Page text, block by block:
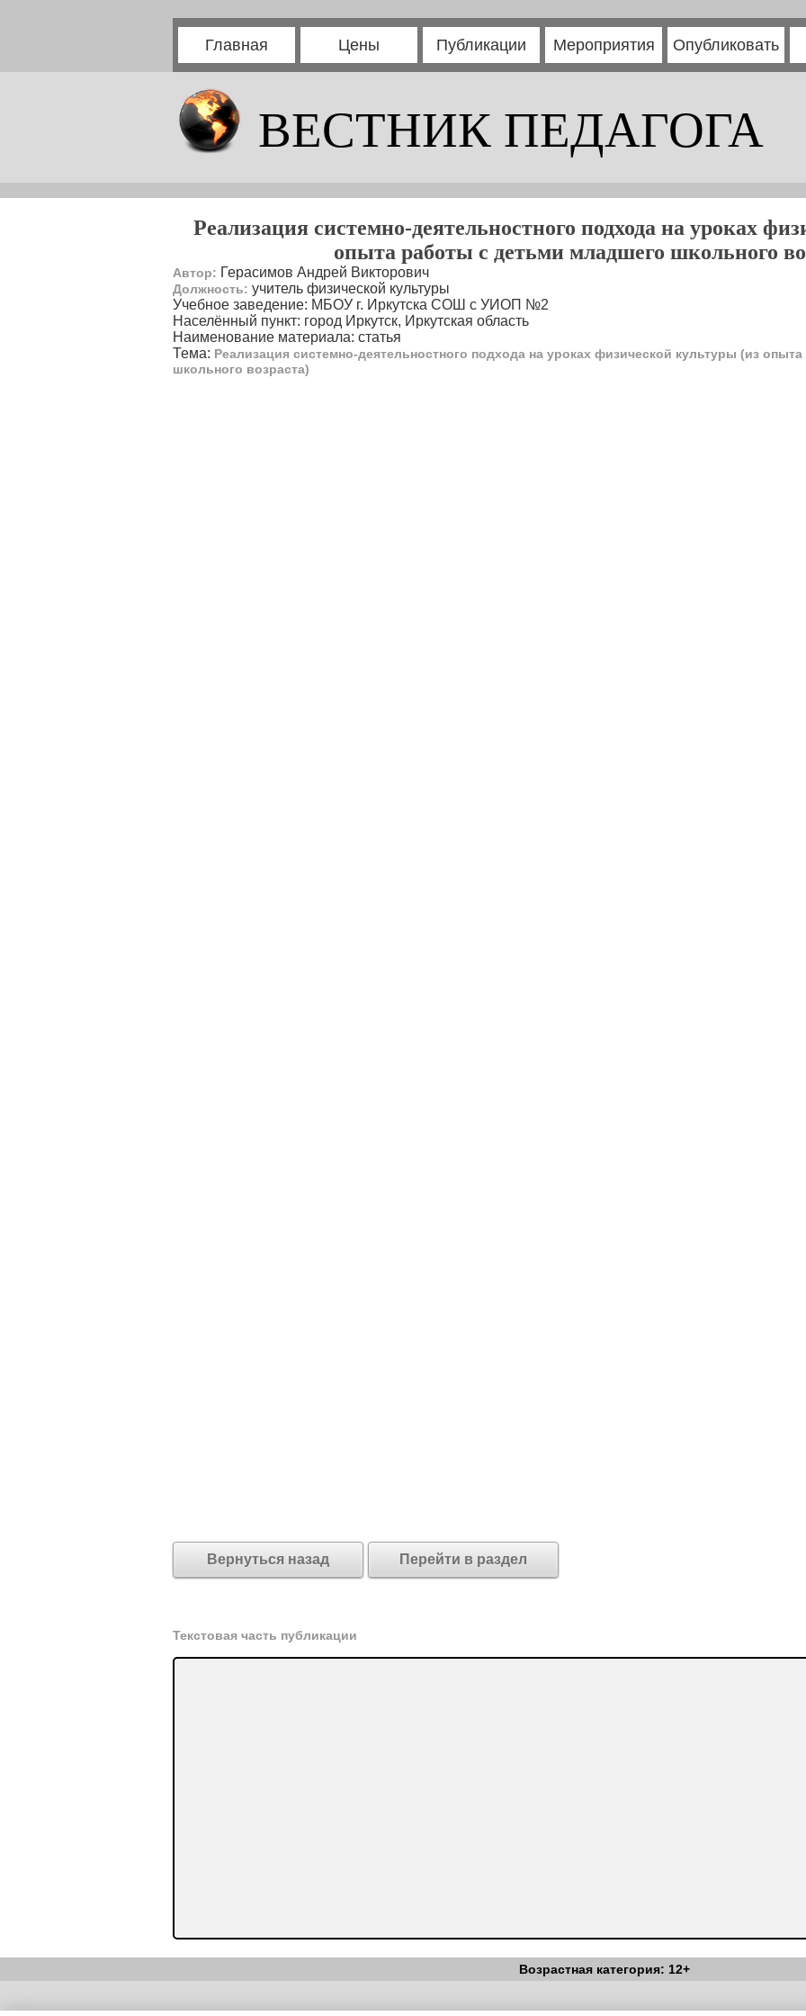
Главная Цены Публикации Мероприятия Опубликовать
ВЕСТНИК ПЕДАГОГА
Реализация системно-деятельностного подхода на уроках
опыта работы с детьми младшего школьного
Автор: Герасимов Андрей Викторович
Должность: учитель физической культуры
Учебное заведение: МБОУ г. Иркутска СОШ с УИОП №2
Населённый пункт: город Иркутск, Иркутская область
Наименование материала: статья
Тема: Реализация системно-деятельностного подхода на уроках физической культуры (из
школьного возраста)
Вернуться назад Перейти в раздел
Текстовая часть публикации
Возрастная категория: 12+